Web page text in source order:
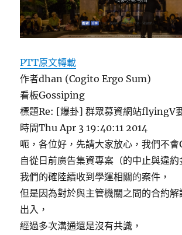
PTT原文轉載
作者dhan (Cogito Ergo Sum)
看板Gossiping
標題Re: [爆卦] 群眾募資網站flyingV
時間Thu Apr 3 19:40:11 2014
呃，各位好，先請大家放心，我們不會
自從日前廣告集資專案（的中止與違約
我們的確陸續收到學運相關的案件，
但是因為對於與主管機關之間的合約解
出入，
經過多次溝通還是沒有共識，